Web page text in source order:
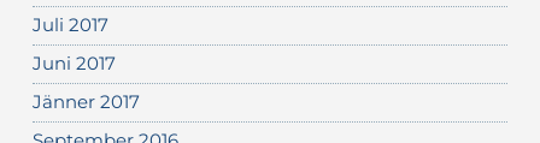
Juli 2017
Juni 2017
Jänner 2017